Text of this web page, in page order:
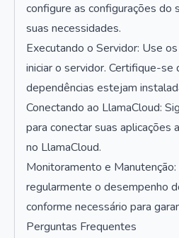
configure as configurações do
suas necessidades.
Executando o Servidor: Use
iniciar o servidor. Certifique-se
dependências estejam
Conectando ao LlamaCloud:
para conectar suas aplicações
no LlamaCloud.
Monitoramento e
regularmente o desempenho
conforme necessário para
Perguntas Frequentes